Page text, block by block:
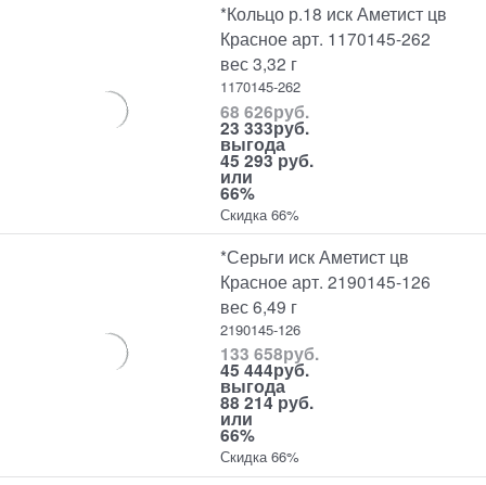
*Кольцо р.18 иск Аметист цв
Красное арт. 1170145-262
вес 3,32 г
1170145-262
68 626руб.
23 333руб.
выгода
45 293 руб.
или
66%
Скидка 66%
*Серьги иск Аметист цв
Красное арт. 2190145-126
вес 6,49 г
2190145-126
133 658руб.
45 444руб.
выгода
88 214 руб.
или
66%
Скидка 66%